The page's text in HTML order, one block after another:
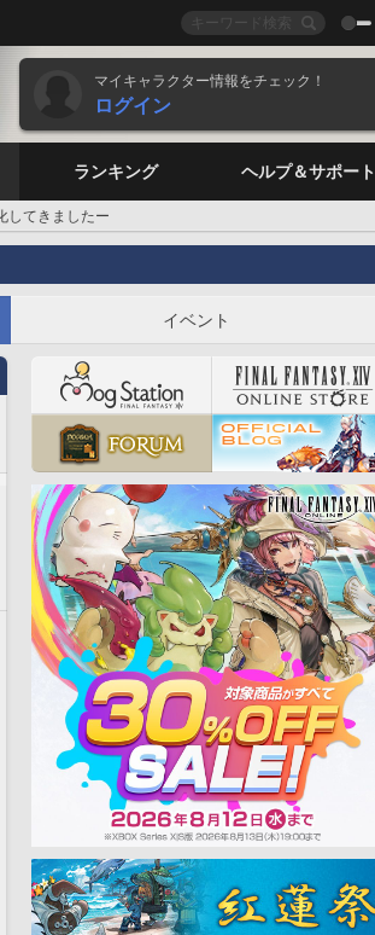
マイキャラクター情報をチェック！
ログイン
ランキング ヘルプ＆サポート
してきましたー
イベント